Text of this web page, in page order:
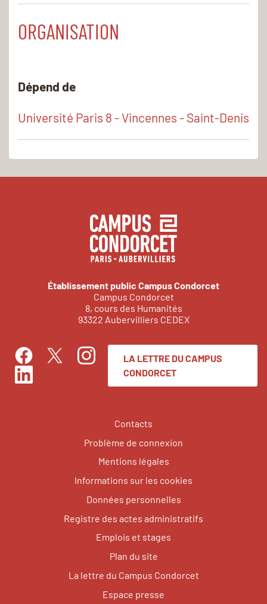
ORGANISATION
Dépend de
Université Paris 8 - Vincennes - Saint-Denis
Établissement public Campus Condorcet
Campus Condorcet
8, cours des Humanités
93322 Aubervilliers CEDEX
FacebookTwitterInstagram
LinkedIn
LA LETTRE DU CAMPUS
CONDORCET
Contacts
Problème de connexion
Mentions légales
Informations sur les cookies
Données personnelles
Registre des actes administratifs
Emplois et stages
Plan du site
La lettre du Campus Condorcet
Espace presse